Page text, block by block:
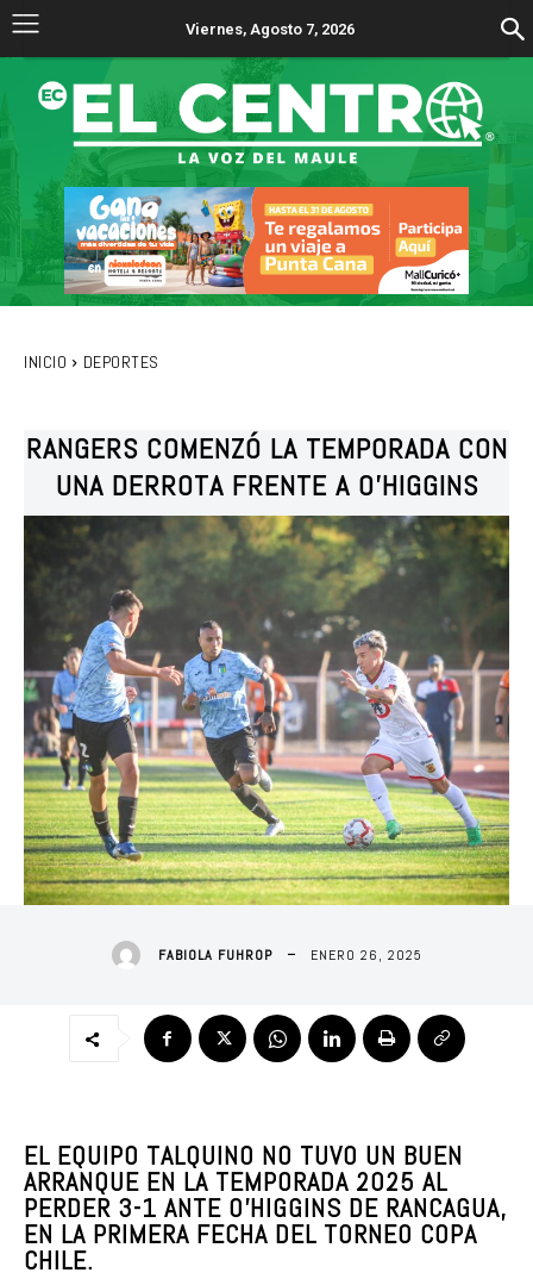
Viernes, Agosto 7, 2026
INICIO DEPORTES
RANGERS COMENZÓ LA TEMPORADA CON
UNA DERROTA FRENTE A O’HIGGINS
FABIOLA FUHROP ENERO 26, 2025
EL EQUIPO TALQUINO NO TUVO UN BUEN
ARRANQUE EN LA TEMPORADA 2025 AL
PERDER 3-1 ANTE O’HIGGINS DE RANCAGUA,
EN LA PRIMERA FECHA DEL TORNEO COPA
CHILE.